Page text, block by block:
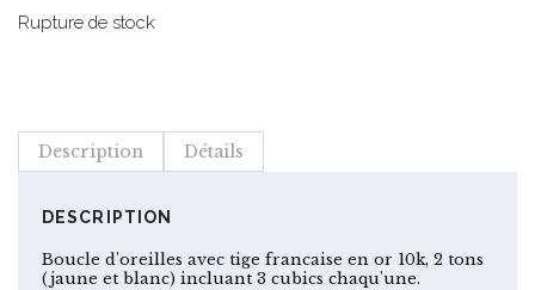
Rupture de stock
Description Détails
DESCRIPTION
Boucle d'oreilles avec tige francaise en or 10k, 2 tons
(jaune et blanc) incluant 3 cubics chaqu'une.